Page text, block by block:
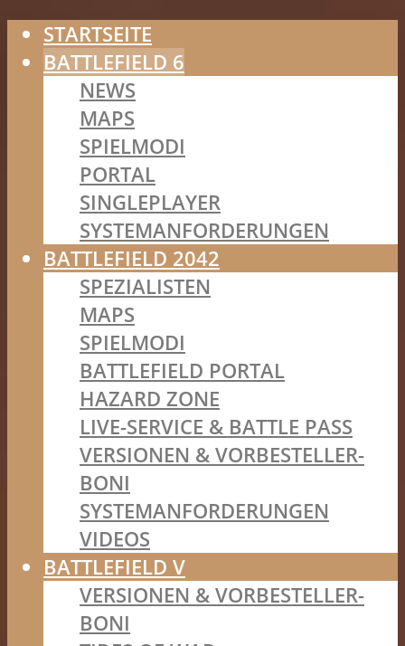
STARTSEITE
BATTLEFIELD 6
NEWS
MAPS
SPIELMODI
PORTAL
SINGLEPLAYER
SYSTEMANFORDERUNGEN
BATTLEFIELD 2042
SPEZIALISTEN
MAPS
SPIELMODI
BATTLEFIELD PORTAL
HAZARD ZONE
LIVE-SERVICE & BATTLE PASS
VERSIONEN & VORBESTELLER-
BONI
SYSTEMANFORDERUNGEN
VIDEOS
BATTLEFIELD V
VERSIONEN & VORBESTELLER-
BONI